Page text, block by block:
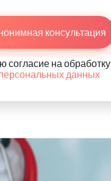
консультация
согласие на обработку
данных